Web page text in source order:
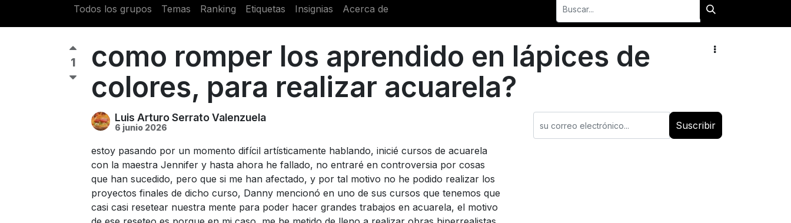
Todos los grupos Temas Ranking Etiquetas Insignias Acerca de
1
como romper los aprendido en lápices de
colores, para realizar acuarela?
Luis Arturo Serrato Valenzuela
6 junio 2026 Suscribir
estoy pasando por un momento difícil artísticamente hablando, inicié cursos de acuarela
con la maestra Jennifer y hasta ahora he fallado, no entraré en controversia por cosas
que han sucedido, pero que si me han afectado, y por tal motivo no he podido realizar los
proyectos finales de dicho curso, Danny mencionó en uno de sus cursos que tenemos que
casi casi resetear nuestra mente para poder hacer grandes trabajos en acuarela, el motivo